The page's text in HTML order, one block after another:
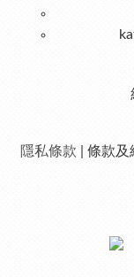
隱私條款 | 條款